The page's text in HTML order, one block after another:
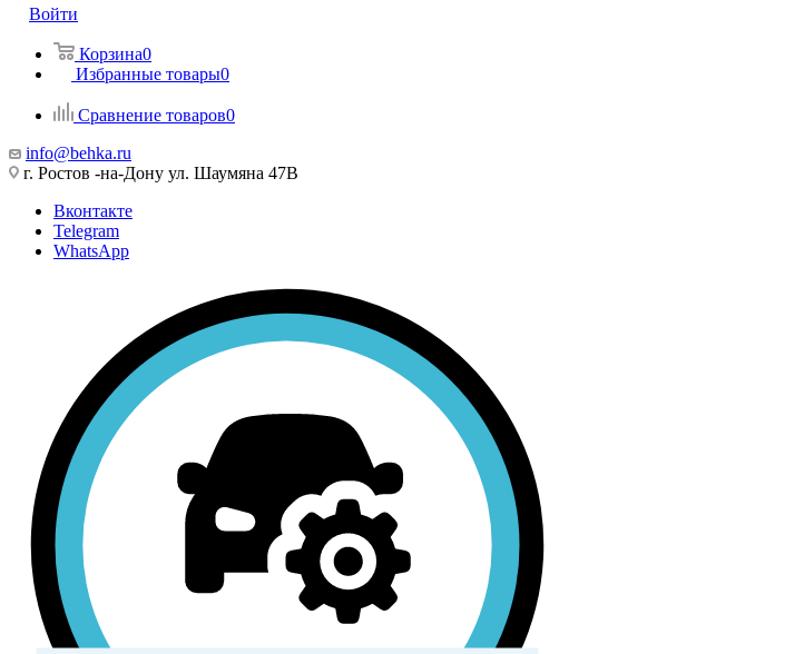
Войти
Корзина0
Избранные товары0
Сравнение товаров0
info@behka.ru
г. Ростов -на-Дону ул. Шаумяна 47В
Вконтакте
Telegram
WhatsApp